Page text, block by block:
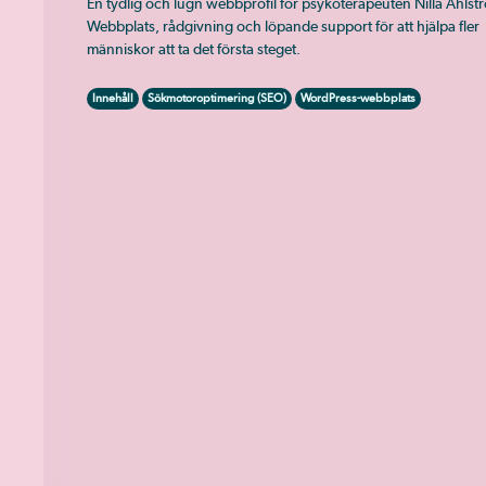
Webbplats, rådgivning och löpande support för att hjälpa fler
människor att ta det första steget.
Innehåll Sökmotoroptimering (SEO) WordPress-webbplats